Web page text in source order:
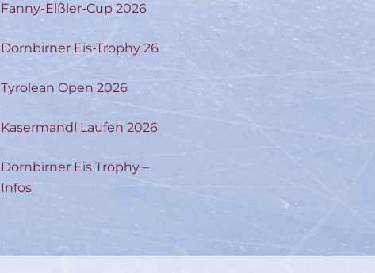
Fanny-Elßler-Cup 2026
Dornbirner Eis-Trophy 26
Tyrolean Open 2026
Kasermandl Laufen 2026
Dornbirner Eis Trophy –
Infos